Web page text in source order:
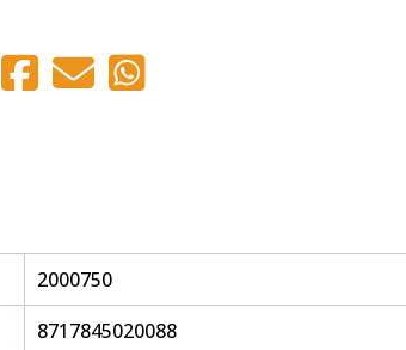
2000750
8717845020088